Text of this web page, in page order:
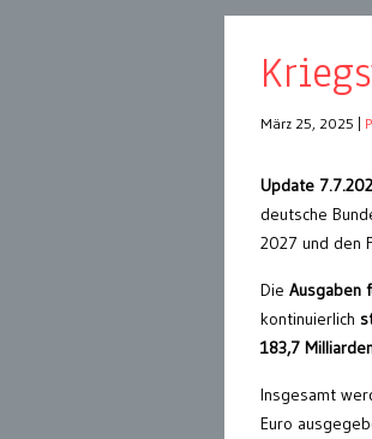
März 25, 2025
Update
deutsche
2027 und den
Die Ausgaben
kontinuierlich
183,7
Insgesamt
Euro